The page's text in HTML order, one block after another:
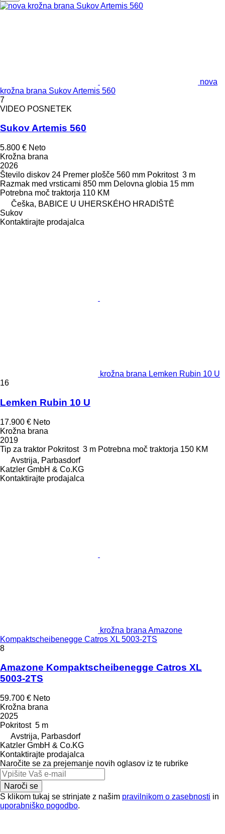
nova
krožna brana Sukov Artemis 560
7
VIDEO POSNETEK
Sukov Artemis 560
5.800 € Neto
Krožna brana
2026
Število diskov 24 Premer plošče 560 mm Pokritost 3 m
Razmak med vrsticami 850 mm Delovna globia 15 mm
Potrebna moč traktorja 110 KM
Češka, BABICE U UHERSKÉHO HRADIŠTĚ
Sukov
Kontaktirajte prodajalca
krožna brana Lemken Rubin 10 U
16
Lemken Rubin 10 U
17.900 € Neto
Krožna brana
2019
Tip za traktor Pokritost 3 m Potrebna moč traktorja 150 KM
Avstrija, Parbasdorf
Katzler GmbH & Co.KG
Kontaktirajte prodajalca
krožna brana Amazone
Kompaktscheibenegge Catros XL 5003-2TS
8
Amazone Kompaktscheibenegge Catros XL
5003-2TS
59.700 € Neto
Krožna brana
2025
Pokritost 5 m
Avstrija, Parbasdorf
Katzler GmbH & Co.KG
Kontaktirajte prodajalca
Naročite se za prejemanje novih oglasov iz te rubrike
Naroči se
S klikom tukaj se strinjate z našim pravilnikom o zasebnosti in
uporabniško pogodbo.